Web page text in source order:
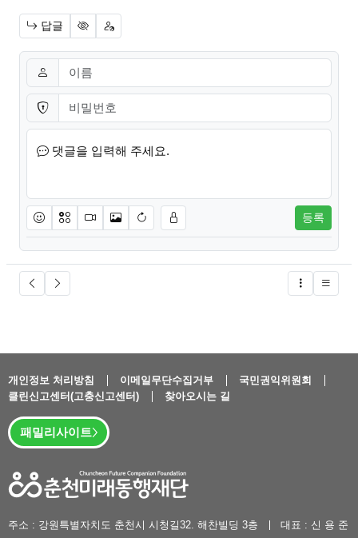
답글
댓글쓰기
이름 필수
비밀번호필수
댓글을 입력해 주세요.
이모티콘
아이콘동영상이미지새댓글 작성
등록
글버튼
개인정보 처리방침 이메일무단수집거부
국민권익위원회
클린신고센터(고충신고센터)
찾아오시는 길
패밀리사이트
주소 : 강원특별자치도 춘천시 시청길32. 해찬빌딩 3층 대표 : 신 용 준